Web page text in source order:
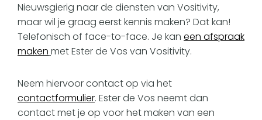
Nieuwsgierig naar de diensten van Vositivity,
maar wil je graag eerst kennis maken? Dat kan!
Telefonisch of face-to-face. Je kan een afspraak
maken met Ester de Vos van Vositivity.
Neem hiervoor contact op via het
contactformulier. Ester de Vos neemt dan
contact met je op voor het maken van een